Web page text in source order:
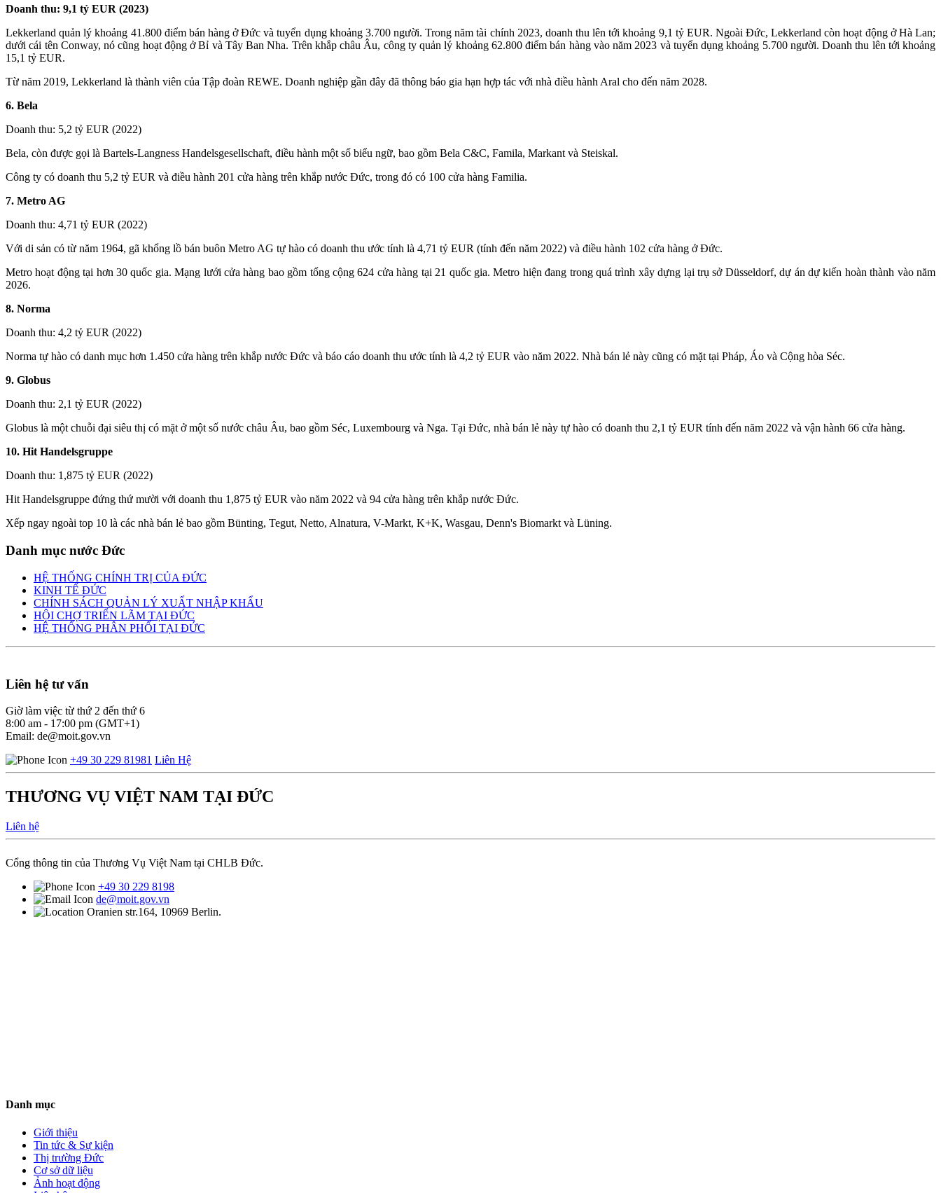
Doanh thu: 9,1 tỷ EUR (2023)
Lekkerland quản lý khoảng 41.800 điểm bán hàng ở Đức và tuyển dụng khoảng 3.700 người. Trong năm tài chính 2023, doanh thu lên tới khoảng 9,1 tỷ EUR. Ngoài Đức, Lekkerland còn hoạt động ở Hà Lan;
dưới cái tên Conway, nó cũng hoạt động ở Bỉ và Tây Ban Nha. Trên khắp châu Âu, công ty quản lý khoảng 62.800 điểm bán hàng vào năm 2023 và tuyển dụng khoảng 5.700 người. Doanh thu lên tới khoảng
15,1 tỷ EUR.
Từ năm 2019, Lekkerland là thành viên của Tập đoàn REWE. Doanh nghiệp gần đây đã thông báo gia hạn hợp tác với nhà điều hành Aral cho đến năm 2028.
6. Bela
Doanh thu: 5,2 tỷ EUR (2022)
Bela, còn được gọi là Bartels-Langness Handelsgesellschaft, điều hành một số biểu ngữ, bao gồm Bela C&C, Famila, Markant và Steiskal.
Công ty có doanh thu 5,2 tỷ EUR và điều hành 201 cửa hàng trên khắp nước Đức, trong đó có 100 cửa hàng Familia.
7. Metro AG
Doanh thu: 4,71 tỷ EUR (2022)
Với di sản có từ năm 1964, gã khổng lồ bán buôn Metro AG tự hào có doanh thu ước tính là 4,71 tỷ EUR (tính đến năm 2022) và điều hành 102 cửa hàng ở Đức.
Metro hoạt động tại hơn 30 quốc gia. Mạng lưới cửa hàng bao gồm tổng cộng 624 cửa hàng tại 21 quốc gia. Metro hiện đang trong quá trình xây dựng lại trụ sở Düsseldorf, dự án dự kiến hoàn thành vào năm
2026.
8. Norma
Doanh thu: 4,2 tỷ EUR (2022)
Norma tự hào có danh mục hơn 1.450 cửa hàng trên khắp nước Đức và báo cáo doanh thu ước tính là 4,2 tỷ EUR vào năm 2022. Nhà bán lẻ này cũng có mặt tại Pháp, Áo và Cộng hòa Séc.
9. Globus
Doanh thu: 2,1 tỷ EUR (2022)
Globus là một chuỗi đại siêu thị có mặt ở một số nước châu Âu, bao gồm Séc, Luxembourg và Nga. Tại Đức, nhà bán lẻ này tự hào có doanh thu 2,1 tỷ EUR tính đến năm 2022 và vận hành 66 cửa hàng.
10. Hit Handelsgruppe
Doanh thu: 1,875 tỷ EUR (2022)
Hit Handelsgruppe đứng thứ mười với doanh thu 1,875 tỷ EUR vào năm 2022 và 94 cửa hàng trên khắp nước Đức.
Xếp ngay ngoài top 10 là các nhà bán lẻ bao gồm Bünting, Tegut, Netto, Alnatura, V-Markt, K+K, Wasgau, Denn's Biomarkt và Lüning.
Danh mục nước Đức
HỆ THỐNG CHÍNH TRỊ CỦA ĐỨC
KINH TẾ ĐỨC
CHÍNH SÁCH QUẢN LÝ XUẤT NHẬP KHẨU
HỘI CHỢ TRIỂN LÃM TẠI ĐỨC
HỆ THỐNG PHÂN PHỐI TẠI ĐỨC
Liên hệ tư vấn
Giờ làm việc từ thứ 2 đến thứ 6
8:00 am - 17:00 pm (GMT+1)
Email: de@moit.gov.vn
+49 30 229 81981 Liên Hệ
THƯƠNG VỤ VIỆT NAM TẠI ĐỨC
Liên hệ
Cổng thông tin của Thương Vụ Việt Nam tại CHLB Đức.
+49 30 229 8198
de@moit.gov.vn
Oranien str.164, 10969 Berlin.
Danh mục
Giới thiệu
Tin tức & Sự kiện
Thị trường Đức
Cơ sở dữ liệu
Ảnh hoạt động